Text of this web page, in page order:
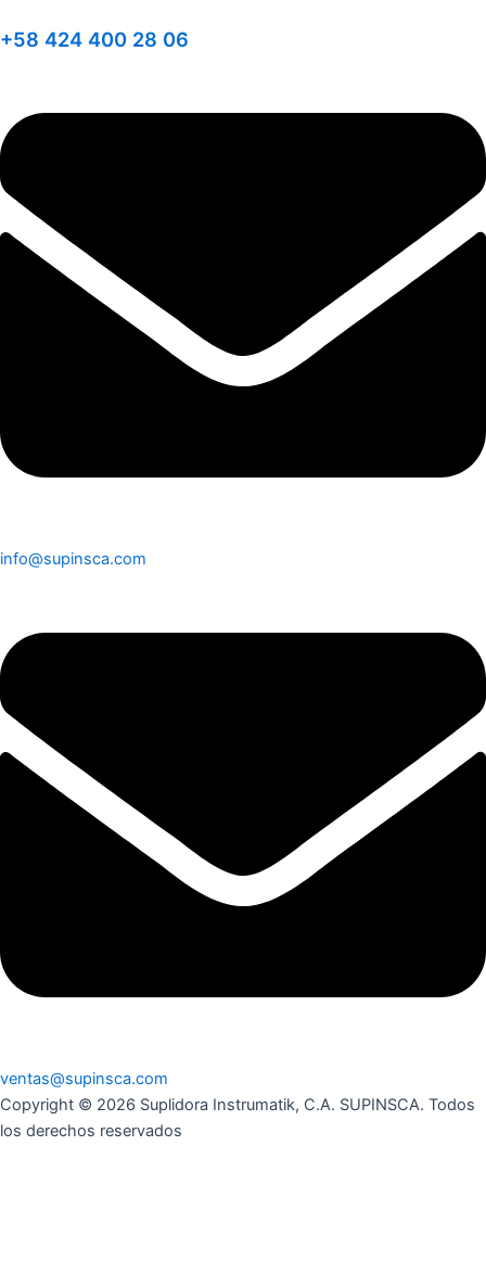
+58 424 400 28 06
info@supinsca.com
ventas@supinsca.com
Copyright © 2026 Suplidora Instrumatik, C.A. SUPINSCA. Todos
los derechos reservados